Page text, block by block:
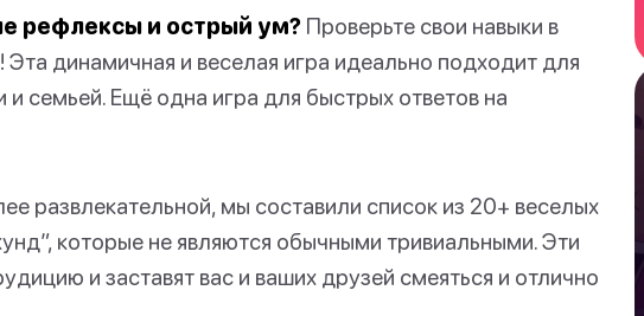
рефлексы и острый ум? Проверьте свои навыки в
Эта динамичная и веселая игра идеально подходит для
семьей. Ещё одна игра для быстрых ответов на
развлекательной, мы составили список из 20+ веселых
которые не являются обычными тривиальными. Эти
и заставят вас и ваших друзей смеяться и отлично